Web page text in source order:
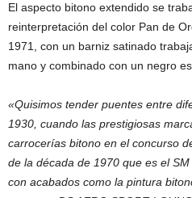
El aspecto bitono extendido se
reinterpretación del color Pan de
1971, con un barniz satinado
mano y combinado con un negro
«Quisimos tender puentes entre
1930, cuando las prestigiosas
carrocerías bitono en el concurso
de la década de 1970 que es el
con acabados como la pintura